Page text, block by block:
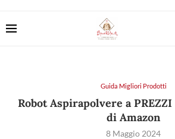
Guida Migliori Prodotti
Robot Aspirapolvere a
di Amazon
8 Maggio 2024